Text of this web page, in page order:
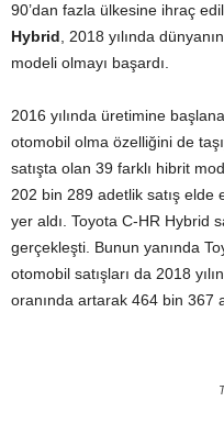
90’dan fazla ülkesine ihraç
Hybrid , 2018 yılında
modeli olmayı başardı.
2016 yılında üretimine
otomobil olma özelliğini de
satışta olan 39 farklı hibrit
202 bin 289 adetlik satış elde
yer aldı. Toyota C-HR Hybrid
gerçekleşti. Bunun yanında
otomobil satışları da 2018
oranında artarak 464 bin 367